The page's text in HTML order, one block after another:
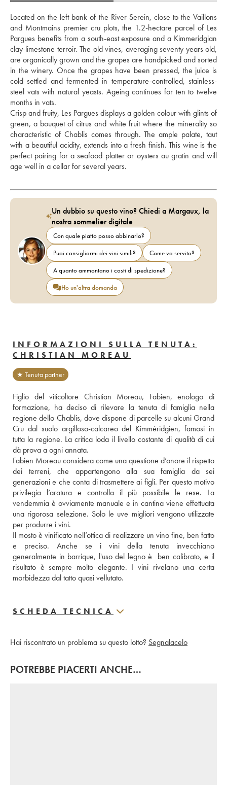
Located on the left bank of the River Serein, close to the Vaillons
and Montmains premier cru plots, the 1.2-hectare parcel of Les
Pargues benefits from a south-east exposure and a Kimmeridgian
clay-limestone terroir. The old vines, averaging seventy years old,
are organically grown and the grapes are handpicked and sorted
in the winery. Once the grapes have been pressed, the juice is
cold settled and fermented in temperature-controlled, stainless-
steel vats with natural yeasts. Ageing continues for ten to twelve
months in vats.
Crisp and fruity, Les Pargues displays a golden colour with glints of
green, a bouquet of citrus and white fruit where the minerality so
characteristic of Chablis comes through. The ample palate, taut
with a beautiful acidity, extends into a fresh finish. This wine is the
perfect pairing for a seafood platter or oysters au gratin and will
age well in a cellar for several years.
Un dubbio su questo vino? Chiedi a Margaux, la
nostra sommelier digitale
Con quale piatto posso abbinarlo?
Puoi consigliarmi dei vini simili?
Come va servito?
A quanto ammontano i costi di spedizione?
Ho un'altra domanda
INFORMAZIONI SULLA TENUTA:
CHRISTIAN MOREAU
★ Tenuta partner
Figlio del viticoltore Christian Moreau, Fabien, enologo di
formazione, ha deciso di rilevare la tenuta di famiglia nella
regione dello Chablis, dove dispone di parcelle su alcuni Grand
Cru dal suolo argilloso-calcareo del Kimméridgien, famosi in
tutta la regione. La critica loda il livello costante di qualità di cui
dà prova a ogni annata.
Fabien Moreau considera come una questione d’onore il rispetto
dei terreni, che appartengono alla sua famiglia da sei
generazioni e che conta di trasmettere ai figli. Per questo motivo
privilegia l’aratura e controlla il più possibile le rese. La
vendemmia è ovviamente manuale e in cantina viene effettuata
una rigorosa selezione. Solo le uve migliori vengono utilizzate
per produrre i vini.
Il mosto è vinificato nell’ottica di realizzare un vino fine, ben fatto
e preciso. Anche se i vini della tenuta invecchiano
generalmente in barrique, l'uso del legno è  ben calibrato, e il
risultato è sempre molto elegante. I vini rivelano una certa
morbidezza dal tatto quasi vellutato.
SCHEDA TECNICA
Hai riscontrato un problema su questo lotto? Segnalacelo
POTREBBE PIACERTI ANCHE…